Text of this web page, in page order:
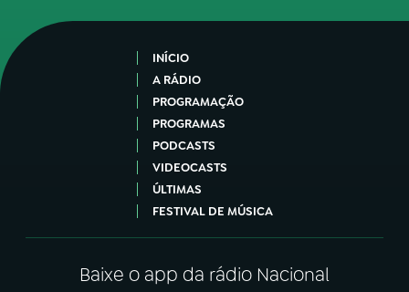
INÍCIO
A RÁDIO
PROGRAMAÇÃO
PROGRAMAS
PODCASTS
VIDEOCASTS
ÚLTIMAS
FESTIVAL DE MÚSICA
Baixe o app da rádio Nacional